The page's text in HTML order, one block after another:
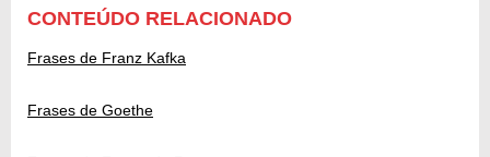
CONTEÚDO RELACIONADO
Frases de Franz Kafka
Frases de Goethe